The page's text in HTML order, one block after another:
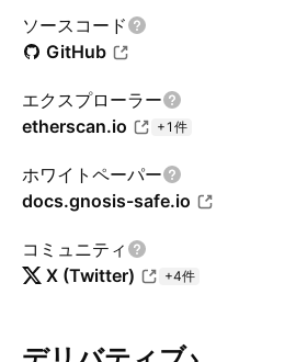
ソースコード
GitHub
エクスプローラー
etherscan.io
+1件
ホワイトペーパー
docs.gnosis-safe.io
コミュニティ
X (Twitter)
+4件